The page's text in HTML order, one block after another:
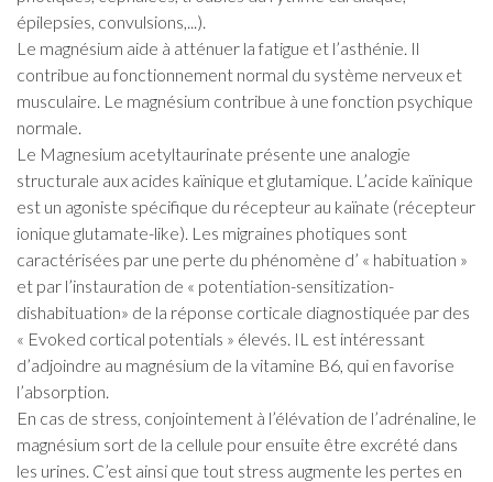
épilepsies, convulsions,...).
Le magnésium aide à atténuer la fatigue et l’asthénie. Il
contribue au fonctionnement normal du système nerveux et
musculaire. Le magnésium contribue à une fonction psychique
normale.
Le Magnesium acetyltaurinate présente une analogie
structurale aux acides kaïnique et glutamique. L’acide kaïnique
est un agoniste spécifique du récepteur au kaïnate (récepteur
ionique glutamate-like). Les migraines photiques sont
caractérisées par une perte du phénomène d’ « habituation »
et par l’instauration de « potentiation-sensitization-
dishabituation» de la réponse corticale diagnostiquée par des
« Evoked cortical potentials » élevés. IL est intéressant
d’adjoindre au magnésium de la vitamine B6, qui en favorise
l’absorption.
En cas de stress, conjointement à l’élévation de l’adrénaline, le
magnésium sort de la cellule pour ensuite être excrété dans
les urines. C’est ainsi que tout stress augmente les pertes en